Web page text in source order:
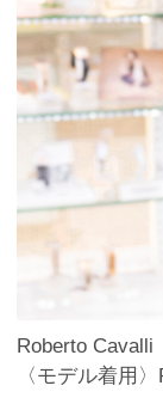
Roberto
〈モデル着用